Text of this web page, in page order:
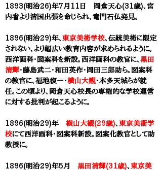
1893(明治26)年7月11日 岡倉天心(31歳)、宮
内省より清国出張を命じられ、竜門石仏発見。
1896(明治29)年、 東京美術学校、伝統美術に限定
されない、より幅広い教育内容が求められるように。
西洋画科・図案科を新設。西洋画科の教官に、 黒田
清輝・藤島武二・和田英作・岡田三郎助ら。図案科
の教官に、福地復一・横山大観・本多天城らが就
任。この頃より、 岡倉天心校長の専権的な学校運営
に対する批判が起こるように。
1896(明治29)年 横山大観(29歳)、 東京美術学
校にて西洋画科・図案科新設。図案化教官として助
教授に。
1896(明治29)年5月 黒田清輝(31歳)、 東京美